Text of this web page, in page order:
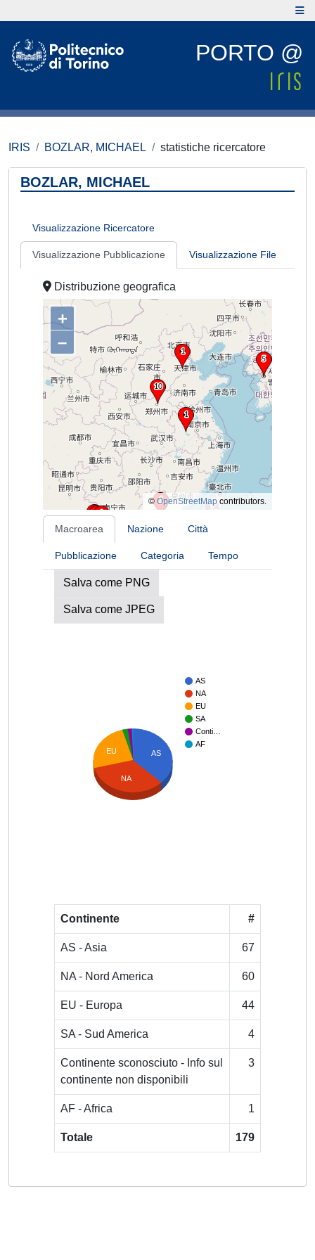
PORTO @
IRIS BOZLAR, MICHAEL statistiche ricercatore
BOZLAR, MICHAEL
Visualizzazione Ricercatore
Visualizzazione Pubblicazione Visualizzazione File
Distribuzione geografica
+
–
© OpenStreetMap contributors.
Macroarea Nazione Città
Pubblicazione Categoria Tempo
Salva come PNG
Salva come JPEG
AS
NA
EU
SA
Conti…
AF
AS
EU
NA
Continente #
AS - Asia 67
NA - Nord America 60
EU - Europa 44
SA - Sud America 4
Continente sconosciuto - Info sul
continente non disponibili
3
AF - Africa 1
Totale 179